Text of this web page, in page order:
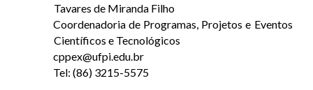
Tavares de Miranda Filho
Coordenadoria de Programas, Projetos e Eventos
Científicos e Tecnológicos
cppex@ufpi.edu.br
Tel: (86) 3215-5575